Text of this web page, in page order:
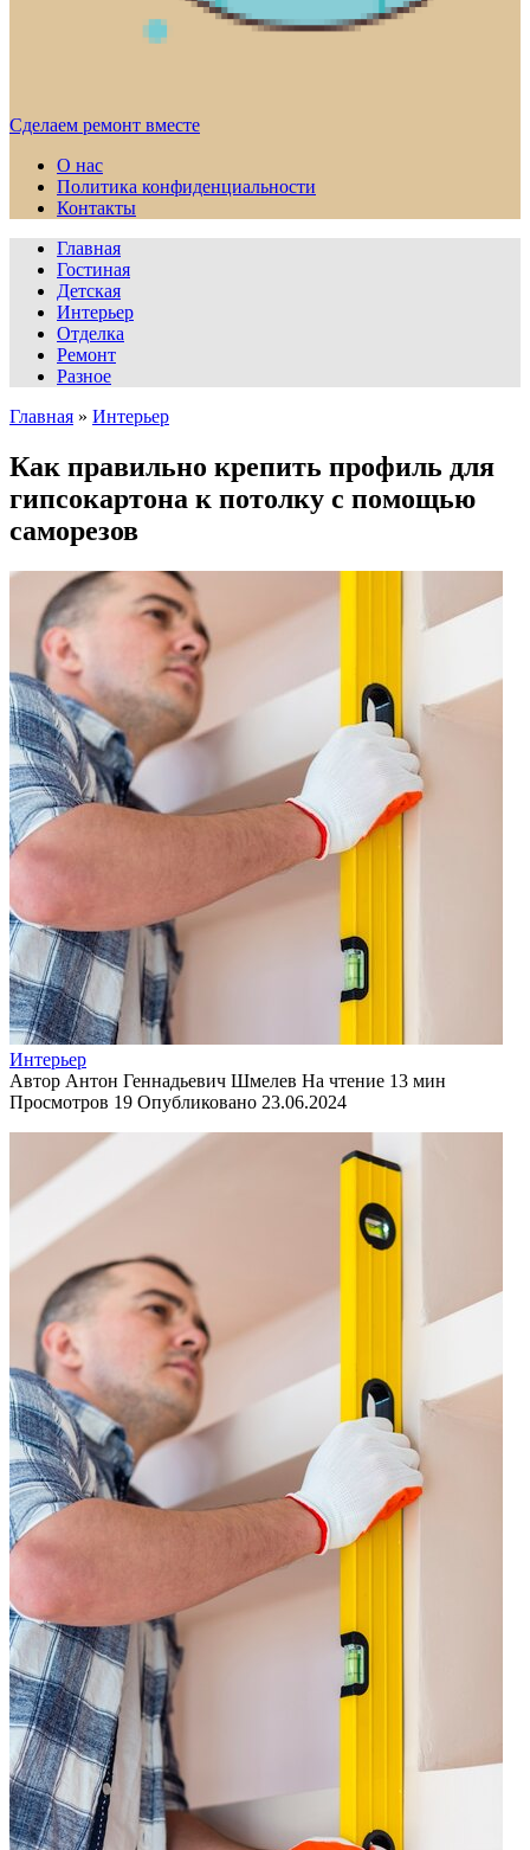
Сделаем ремонт вместе
О нас
Политика конфиденциальности
Контакты
Главная
Гостиная
Детская
Интерьер
Отделка
Ремонт
Разное
Главная » Интерьер
Как правильно крепить профиль для
гипсокартона к потолку с помощью
саморезов
Интерьер
Автор Антон Геннадьевич Шмелев На чтение 13 мин
Просмотров 19 Опубликовано 23.06.2024